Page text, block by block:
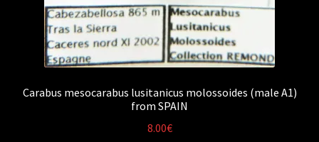
Carabus mesocarabus lusitanicus molossoides (male A1)
from SPAIN
8.00€